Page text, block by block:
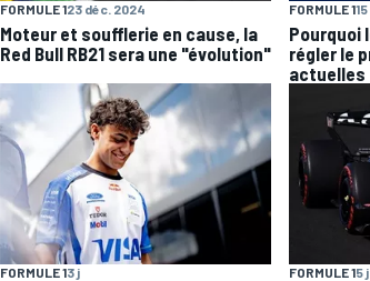
FORMULE 123 déc. 2024
Moteur et soufflerie en cause, la
Red Bull RB21 sera une "évolution"
FORMULE 1
Pourquoi
régler le
actuelles
FORMULE 13 j FORMULE 15 j